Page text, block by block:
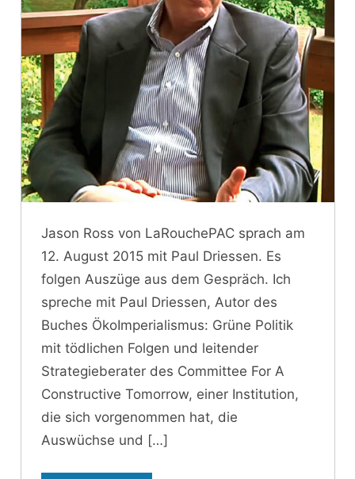
Jason Ross von LaRouchePAC sprach am
12. August 2015 mit Paul Driessen. Es
folgen Auszüge aus dem Gespräch. Ich
spreche mit Paul Driessen, Autor des
Buches ÖkoImperialismus: Grüne Politik
mit tödlichen Folgen und leitender
Strategieberater des Committee For A
Constructive Tomorrow, einer Institution,
die sich vorgenommen hat, die
Auswüchse und